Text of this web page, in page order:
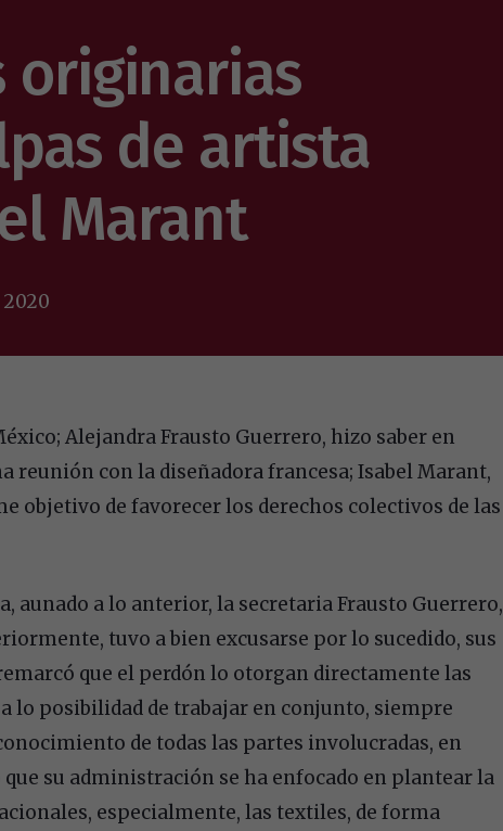
originarias
de artista
Marant
Alejandra Frausto Guerrero, hizo saber en
reunión con la diseñadora francesa; Isabel Marant,
objetivo de favorecer los derechos colectivos de las
aunado a lo anterior, la secretaria Frausto Guerrero,
tuvo a bien excusarse por lo sucedido, sus
que el perdón lo otorgan directamente las
lo posibilidad de trabajar en conjunto, siempre
de todas las partes involucradas, en
su administración se ha enfocado en plantear la
especialmente, las textiles, de forma